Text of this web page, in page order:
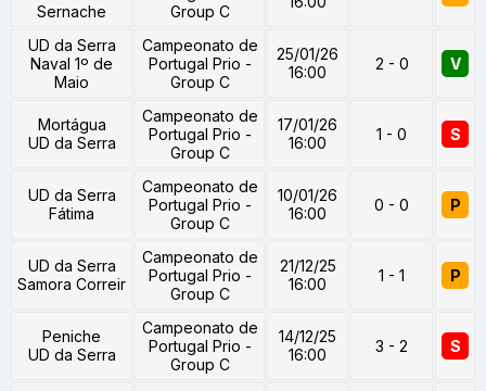
Sernache
Group C
UD da Serra
Naval 1º de
Maio
Campeonato de
Portugal Prio -
Group C
25/01/26
16:00
2 - 0 V
Mortágua
UD da Serra
Campeonato de
Portugal Prio -
Group C
17/01/26
16:00
1 - 0 S
UD da Serra
Fátima
Campeonato de
Portugal Prio -
Group C
10/01/26
16:00
0 - 0 P
UD da Serra
Samora Correir
Campeonato de
Portugal Prio -
Group C
21/12/25
16:00
1 - 1 P
Peniche
UD da Serra
Campeonato de
Portugal Prio -
Group C
14/12/25
16:00
3 - 2 S